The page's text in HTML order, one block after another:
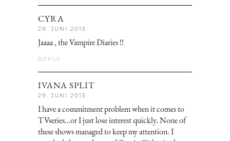
CYRA
29. JUNI 2015
Jaaaa , the Vampire Diaries !!
REPLY
IVANA SPLIT
29. JUNI 2015
I have a commitment problem when it comes to
TVseries…or I just lose interest quickly. None of
these shows managed to keep my attention. I